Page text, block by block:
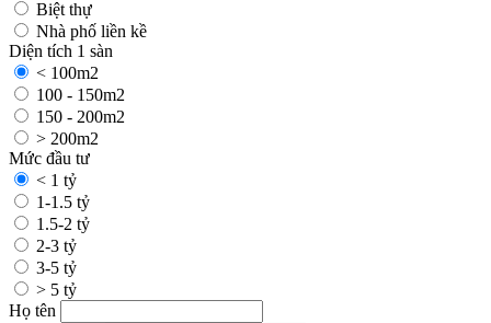
Biệt thự
Nhà phố liền kề
Diện tích 1 sàn
< 100m2
100 - 150m2
150 - 200m2
> 200m2
Mức đầu tư
< 1 tỷ
1-1.5 tỷ
1.5-2 tỷ
2-3 tỷ
3-5 tỷ
> 5 tỷ
Họ tên